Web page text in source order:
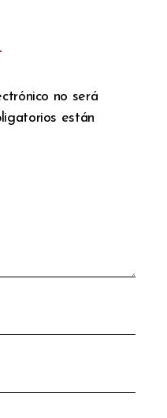
no será
están